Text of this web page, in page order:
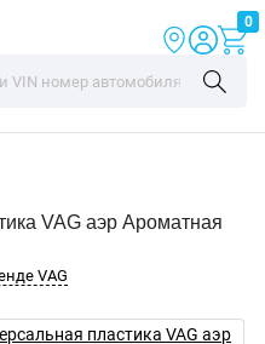
0
VAG аэр Ароматная
VAG